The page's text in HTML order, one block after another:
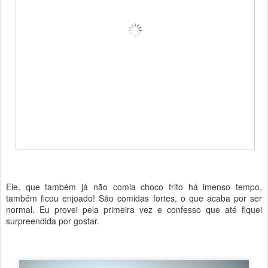
Ele, que também já não comia choco frito há imenso tempo,
também ficou enjoado! São comidas fortes, o que acaba por ser
normal. Eu provei pela primeira vez e confesso que até fiquei
surpreendida por gostar.